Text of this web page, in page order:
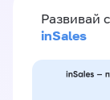
Развивай
inSales